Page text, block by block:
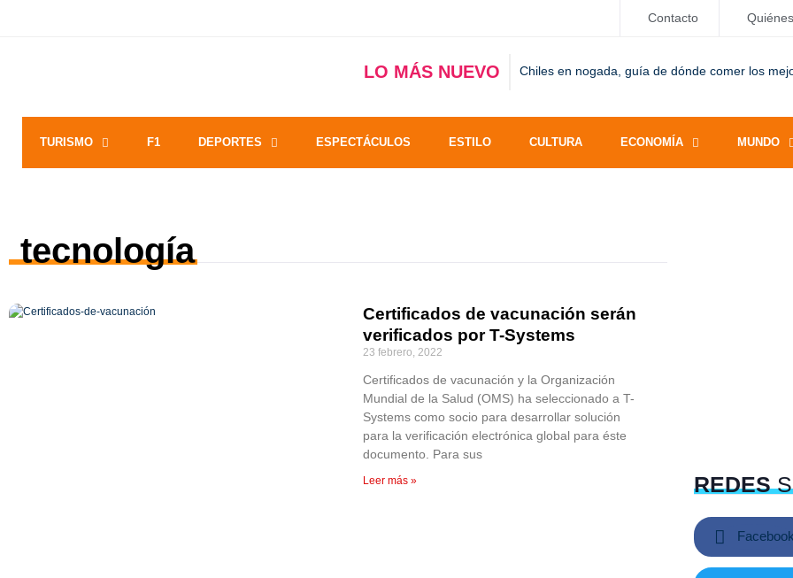
Contacto
LO MÁS NUEVO Chiles en nogada, guía de dónde comer los
TURISMO F1 DEPORTES ESPECTÁCULOS ESTILO CULTURA ECONOMÍA MUNDO
tecnología
Certificados de vacunación serán
verificados por T-Systems
23 febrero, 2022
Certificados de vacunación y la Organización
Mundial de la Salud (OMS) ha seleccionado a T-
Systems como socio para desarrollar solución
para la verificación electrónica global para éste
documento. Para sus
Leer más » REDES